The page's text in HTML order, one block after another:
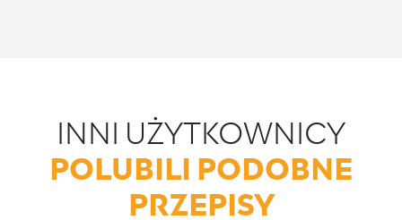
INNI UŻYTKOWNICY
POLUBILI PODOBNE
PRZEPISY